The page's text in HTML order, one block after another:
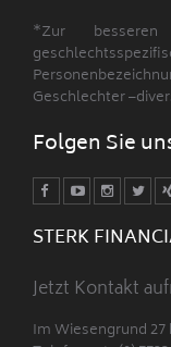
*Zur
Geschlechter
Folgen Sie
STERK
Jetzt Kontakt
Im Wiesengrund 27